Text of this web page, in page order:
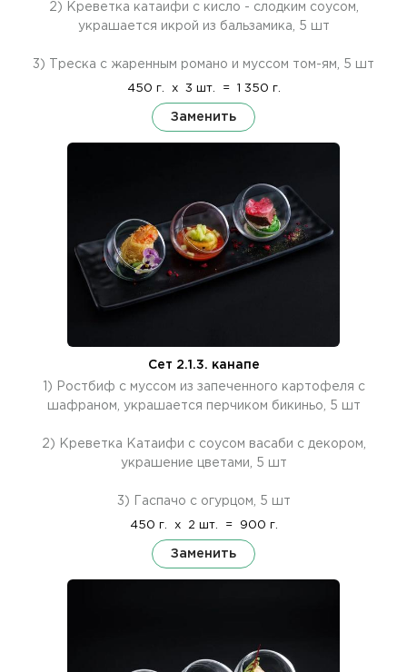
2) Креветка катаифи с кисло - слодким соусом,
украшается икрой из бальзамика, 5 шт
3) Треска с жаренным романо и муссом том-ям, 5 шт
450 г. x 3 шт. = 1 350 г.
Заменить
Сет 2.1.3. канапе
1) Ростбиф с муссом из запеченного картофеля с
шафраном, украшается перчиком бикиньо, 5 шт
2) Креветка Катаифи с соусом васаби с декором,
украшение цветами, 5 шт
3) Гаспачо с огурцом, 5 шт
450 г. x 2 шт. = 900 г.
Заменить